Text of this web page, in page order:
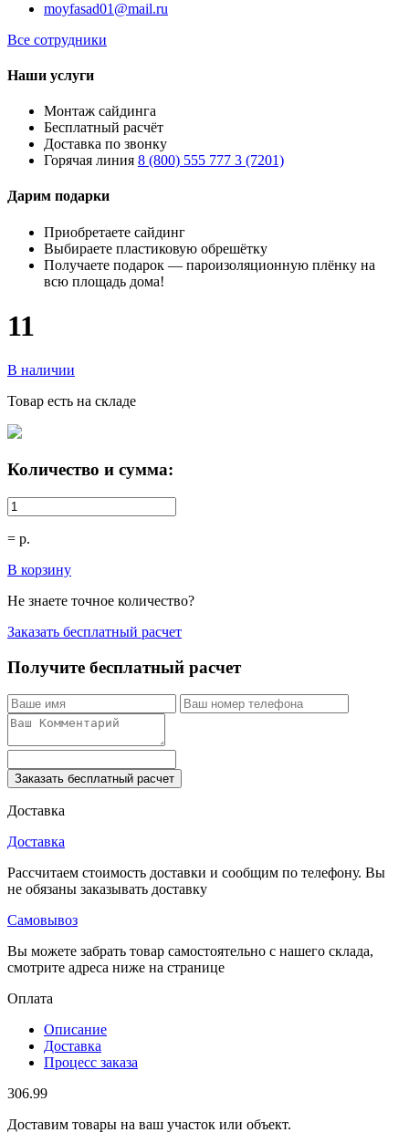
moyfasad01@mail.ru
Все сотрудники
Наши услуги
Монтаж сайдинга
Бесплатный расчёт
Доставка по звонку
Горячая линия 8 (800) 555 777 3 (7201)
Дарим подарки
Приобретаете сайдинг
Выбираете пластиковую обрешётку
Получаете подарок — пароизоляционную плёнку на
всю площадь дома!
11
В наличии
Товар есть на складе
Количество и сумма:
= р.
В корзину
Не знаете точное количество?
Заказать бесплатный расчет
Получите бесплатный расчет
Заказать бесплатный расчет
Доставка
Доставка
Рассчитаем стоимость доставки и сообщим по телефону. Вы
не обязаны заказывать доставку
Самовывоз
Вы можете забрать товар самостоятельно с нашего склада,
смотрите адреса ниже на странице
Оплата
Описание
Доставка
Процесс заказа
306.99
Доставим товары на ваш участок или объект.